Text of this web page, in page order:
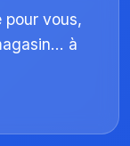
vous,
à